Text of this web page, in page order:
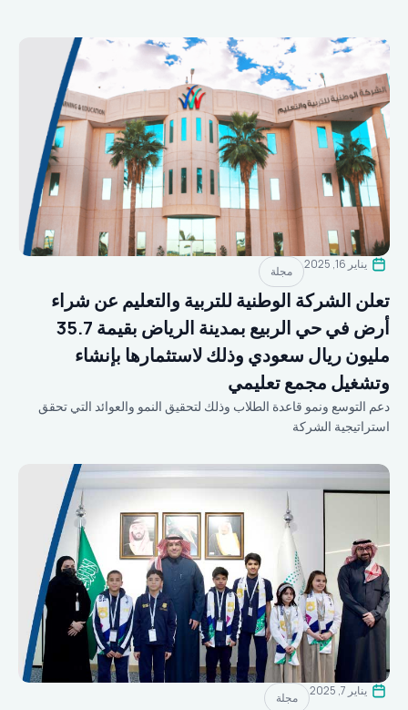
يناير 16, 2025 مجلة
تعلن الشركة الوطنية للتربية والتعليم عن شراء
أرض في حي الربيع بمدينة الرياض بقيمة 35.7
مليون ريال سعودي وذلك لاستثمارها بإنشاء
وتشغيل مجمع تعليمي
دعم التوسع ونمو قاعدة الطلاب وذلك لتحقيق النمو والعوائد التي تحقق
استراتيجية الشركة
يناير 7, 2025 مجلة